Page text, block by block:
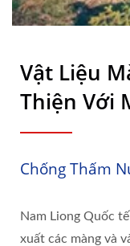
Vật Liệu
Thiện Với
Chống Thấm
Nam Liong Quốc
xuất các màng và